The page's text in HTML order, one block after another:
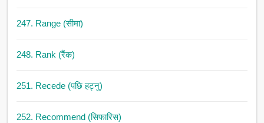
247. Range (सीमा)
248. Rank (रैंक)
251. Recede (पछि हट्नु)
252. Recommend (सिफारिस)